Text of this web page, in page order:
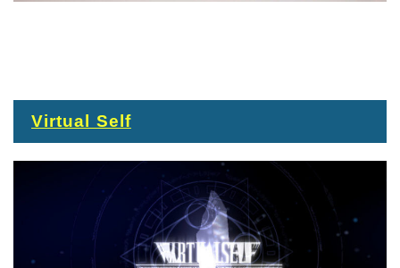
Virtual Self